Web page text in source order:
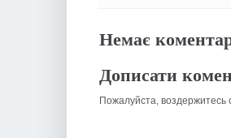
Немає
Дописати
Пожалуйста, воздержитесь